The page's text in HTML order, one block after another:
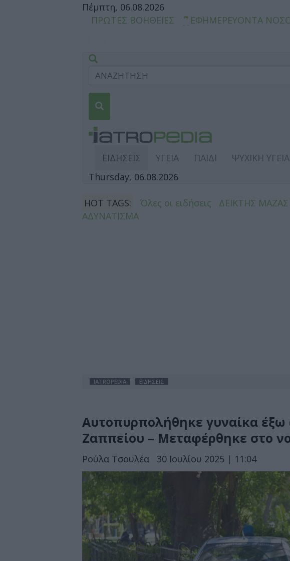
Πέμπτη, 06.08.2026
ΠΡΩΤΕΣ ΒΟΗΘΕΙΕΣ
ΕΦΗΜΕΡΕΥΟΝΤΑ
ΕΙΔΗΣΕΙΣ ΥΓΕΙΑ ΠΑΙΔΙ ΨΥΧΙΚΗ ΥΓΕΙΑ
Thursday, 06.08.2026
HOT TAGS: Όλες οι ειδήσεις ΔΕΙΚΤΗΣ
ΑΔΥΝΑΤΙΣΜΑ
IATROPEDIA ΕΙΔΗΣΕΙΣ
Αυτοπυρπολήθηκε γυναίκα έξω
Ζαππείου – Μεταφέρθηκε στο
Ρούλα Τσουλέα 30 Ιουλίου 2025 | 11:04